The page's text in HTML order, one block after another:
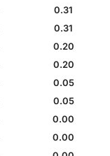
0.31
0.31
0.20
0.20
0.05
0.05
0.00
0.00